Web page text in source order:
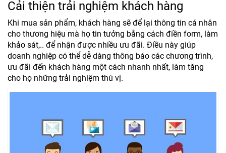
Cải thiện trải nghiệm khách hàng
Khi mua sản phẩm, khách hàng sẽ để lại thông tin cá nhân
cho thương hiệu mà họ tin tưởng bằng cách điền form, làm
khảo sát,.. để nhận được nhiều ưu đãi. Điều này giúp
doanh nghiệp có thể dễ dàng thông báo các chương trình,
ưu đãi đến khách hàng một cách nhanh nhất, làm tăng
cho họ những trải nghiệm thú vị.